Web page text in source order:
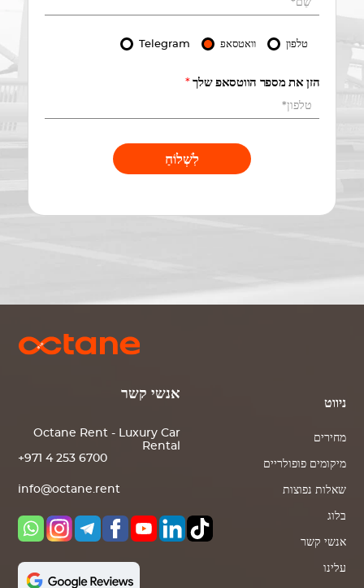
טלפון וואטסאפ Telegram
הזן את מספר הווטסאפ שלך*
לִשְׁלוֹחַ
אנשי קשר
Octane Rent - Luxury Car
Rental
+971 4 253 6700
info@octane.rent
ניווט
מחירים
מיקומים פופולריים
שאלות נפוצות
בלוג
אנשי קשר
עלינו